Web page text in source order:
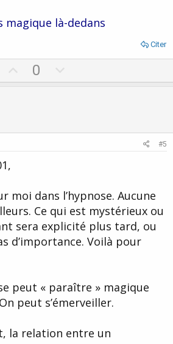
magique là-dedans
Citer
p
t
0
o
v
#5
moi dans l’hypnose. Aucune
Ce qui est mystérieux ou
sera explicité plus tard, ou
d’importance. Voilà pour
peut « paraître » magique
peut s’émerveiller.
la relation entre un